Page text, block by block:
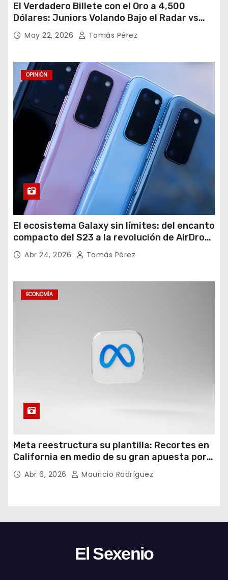
El Verdadero Billete con el Oro a 4,500
Dólares: Juniors Volando Bajo el Radar vs
Gigantes Tropezando
May 22, 2026 Tomás Pérez
OPINIÓN
El ecosistema Galaxy sin límites: del encanto
compacto del S23 a la revolución de AirDrop
en Android
Abr 24, 2026 Tomás Pérez
ECONOMÍA
Meta reestructura su plantilla: Recortes en
California en medio de su gran apuesta por
la IAAbr 6, 2026 Mauricio Rodríguez
El Sexenio